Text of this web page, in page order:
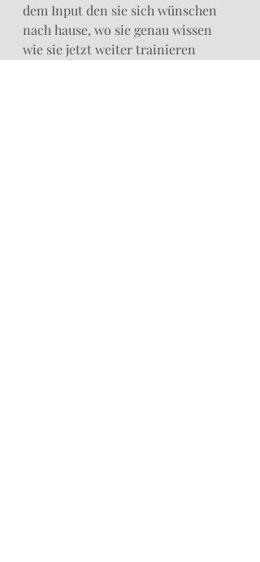
dem Input den sie sich wünschen
nach hause, wo sie genau wissen
wie sie jetzt weiter trainieren